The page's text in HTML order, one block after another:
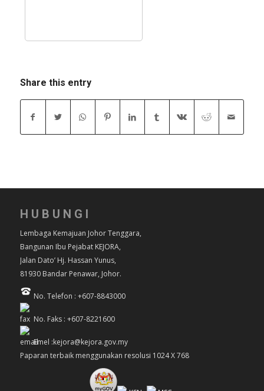
Share this entry
HUBUNGI
Lembaga Kemajuan Johor Tenggara,
Bangunan Ibu Pejabat KEJORA,
Jalan Dato’ Hj. Hassan Yunus,
81930 Bandar Penawar, Johor.
No. Telefon : +607-8843000
No. Faks : +607-8221600
Emel :kejora@kejora.gov.my
Paparan terbaik menggunakan resolusi 1024 X 768